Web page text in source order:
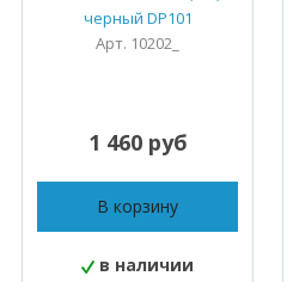
черный DP101
Арт. 10202_
1 460 руб
В корзину
в наличии